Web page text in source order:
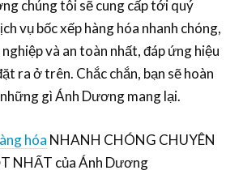
chúng tôi sẽ cung cấp tới quý
vụ bốc xếp hàng hóa nhanh chóng,
và an toàn nhất, đáp ứng hiệu
ra ở trên. Chắc chắn, bạn sẽ hoàn
gì Ánh Dương mang lại.
hóa NHANH CHÓNG CHUYÊN
NHẤT của Ánh Dương